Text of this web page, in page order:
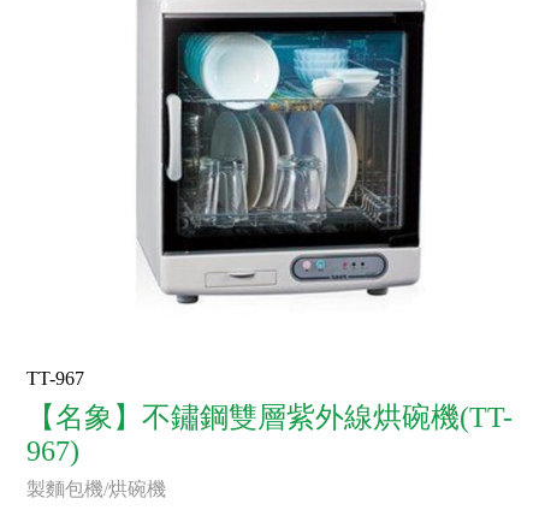
TT-967
【名象】不鏽鋼雙層紫外線烘碗機(TT-
967)
製麵包機/烘碗機